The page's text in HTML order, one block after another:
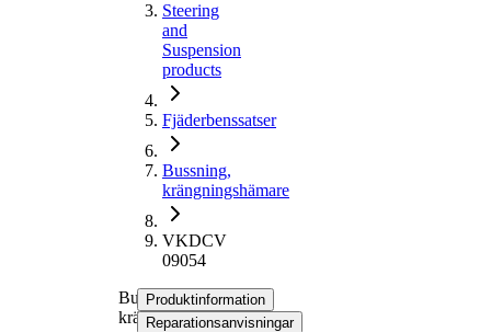
Steering
and
Suspension
products
Fjäderbenssatser
Bussning,
krängningshämare
VKDCV
09054
Bussning,
krängningshämare
Produktinformation
Reparationsanvisningar